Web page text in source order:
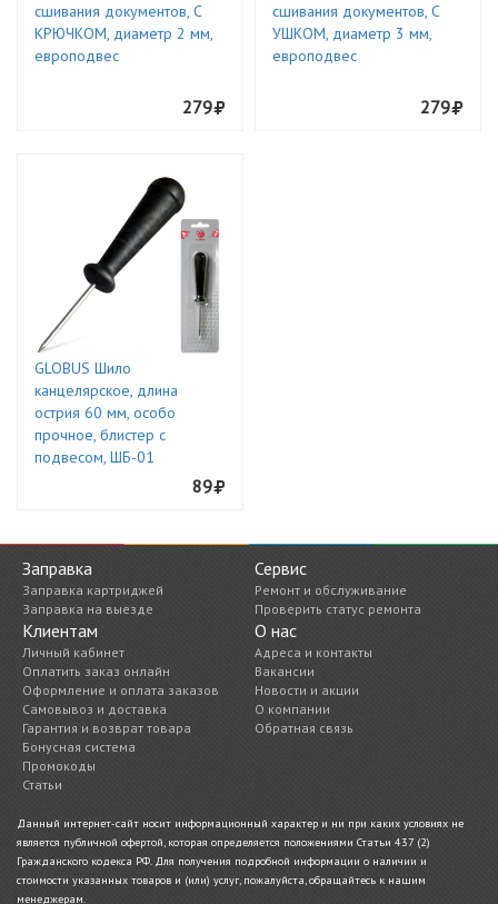
сшивания документов, С
КРЮЧКОМ, диаметр 2 мм,
европодвес
279
сшивания документов, С
УШКОМ, диаметр 3 мм,
европодвес
279
GLOBUS Шило
канцелярское, длина
острия 60 мм, особо
прочное, блистер с
подвесом, ШБ-01
89
Заправка
Заправка картриджей
Заправка на выезде
Сервис
Ремонт и обслуживание
Проверить статус ремонта
Клиентам
Личный кабинет
Оплатить заказ онлайн
Оформление и оплата заказов
Самовывоз и доставка
Гарантия и возврат товара
Бонусная система
Промокоды
Статьи
О нас
Адреса и контакты
Вакансии
Новости и акции
О компании
Обратная связь
Данный интернет-сайт носит информационный характер и ни при каких условиях не
является публичной офертой, которая определяется положениями Статьи 437 (2)
Гражданского кодекса РФ. Для получения подробной информации о наличии и
стоимости указанных товаров и (или) услуг, пожалуйста, обращайтесь к нашим
менеджерам.